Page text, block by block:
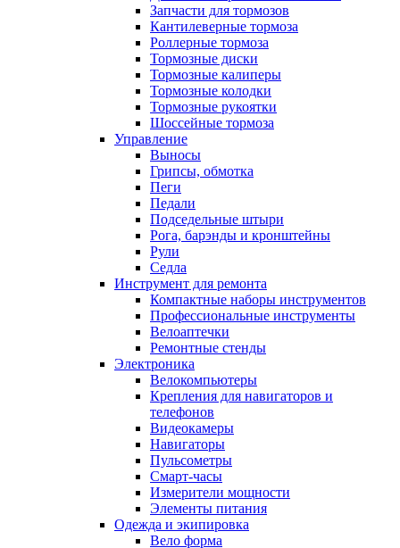
Запчасти для тормозов
Кантилеверные тормоза
Роллерные тормоза
Тормозные диски
Тормозные калиперы
Тормозные колодки
Тормозные рукоятки
Шоссейные тормоза
Управление
Выносы
Грипсы, обмотка
Пеги
Педали
Подседельные штыри
Рога, барэнды и кронштейны
Рули
Седла
Инструмент для ремонта
Компактные наборы инструментов
Профессиональные инструменты
Велоаптечки
Ремонтные стенды
Электроника
Велокомпьютеры
Крепления для навигаторов и
телефонов
Видеокамеры
Навигаторы
Пульсометры
Смарт-часы
Измерители мощности
Элементы питания
Одежда и экипировка
Вело форма